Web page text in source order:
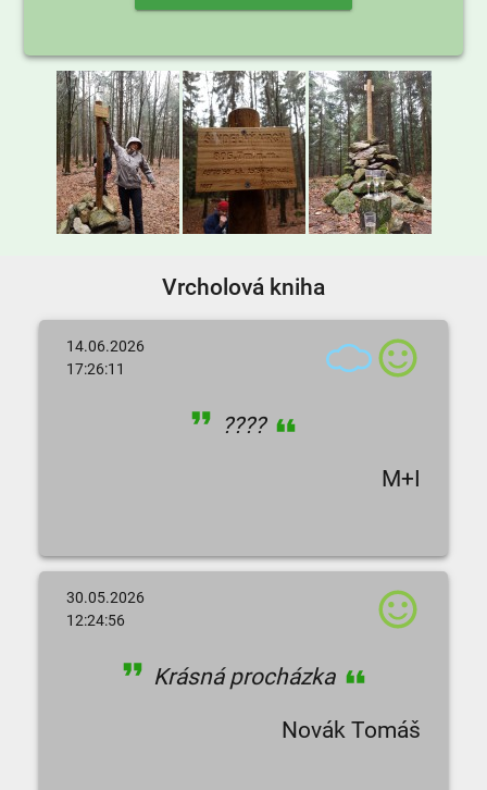
Vrcholová kniha
14.06.2026
17:26:11
????
M+I
30.05.2026
12:24:56
Krásná procházka
Novák Tomáš